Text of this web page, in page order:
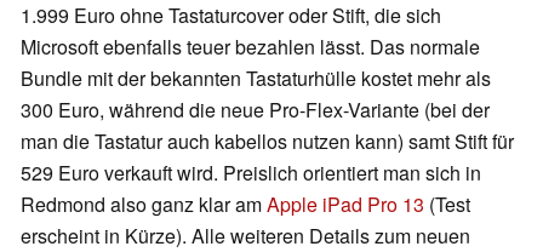
1.999 Euro ohne Tastaturcover oder Stift, die sich
Microsoft ebenfalls teuer bezahlen lässt. Das normale
Bundle mit der bekannten Tastaturhülle kostet mehr als
300 Euro, während die neue Pro-Flex-Variante (bei der
man die Tastatur auch kabellos nutzen kann) samt Stift für
529 Euro verkauft wird. Preislich orientiert man sich in
Redmond also ganz klar amApple iPad Pro 13 (Test
erscheint in Kürze). Alle weiteren Details zum neuen